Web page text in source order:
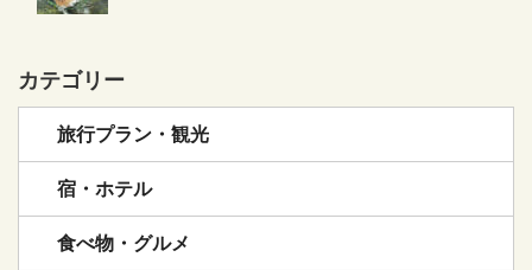
カテゴリー
旅行プラン・観光
宿・ホテル
食べ物・グルメ